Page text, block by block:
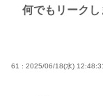
何でもリークし
61 : 2025/06/18(水)